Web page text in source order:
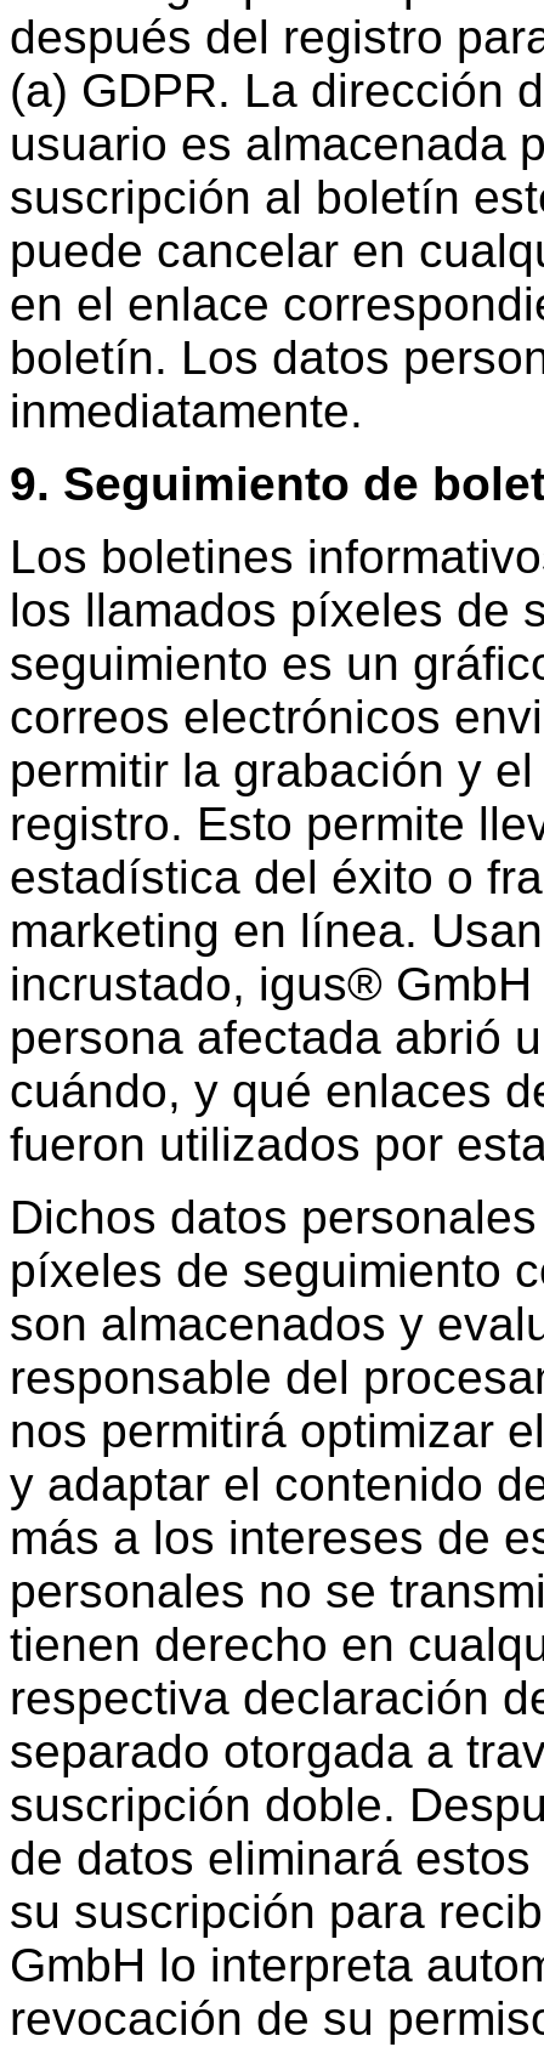
después del registro
(a) GDPR. La dirección
usuario es almacenada
suscripción al boletín
puede cancelar en
en el enlace
boletín. Los datos
inmediatamente.
9. Seguimiento de
Los boletines
los llamados píxeles de
seguimiento es un
correos electrónicos
permitir la grabación y
registro. Esto permite
estadística del éxito o
marketing en línea.
incrustado, igus®
persona afectada abrió
cuándo, y qué enlaces
fueron utilizados por
Dichos datos
píxeles de seguimiento
son almacenados y
responsable del
nos permitirá optimizar
y adaptar el contenido
más a los intereses de
personales no se
tienen derecho en
respectiva declaración
separado otorgada a
suscripción doble.
de datos eliminará
su suscripción para
GmbH lo interpreta
revocación de su